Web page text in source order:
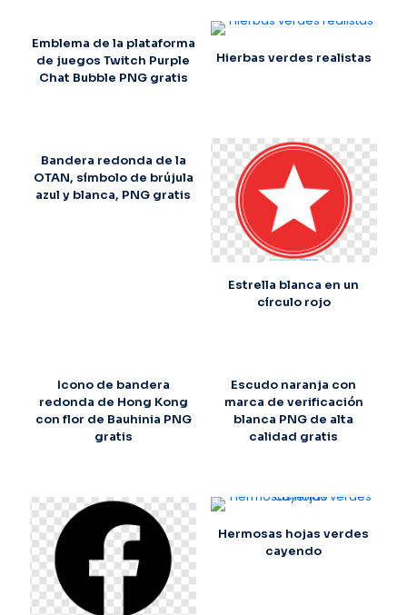
Emblema de la plataforma
de juegos Twitch Purple
Chat Bubble PNG gratis
Hierbas verdes realistas
Bandera redonda de la
OTAN, símbolo de brújula
azul y blanca, PNG gratis
Estrella blanca en un
círculo rojo
Icono de bandera
redonda de Hong Kong
con flor de Bauhinia PNG
gratis
Escudo naranja con
marca de verificación
blanca PNG de alta
calidad gratis
Hermosas hojas verdes
cayendo